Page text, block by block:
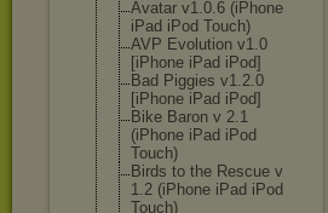
Avatar v1.0.6 (iPhone
iPad iPod Touch)
AVP Evolution v1.0
[iPhone iPad iPod]
Bad Piggies v1.2.0
[iPhone iPad iPod]
Bike Baron v 2.1
(iPhone iPad iPod
Touch)
Birds to the Rescue v
1.2 (iPhone iPad iPod
Touch)